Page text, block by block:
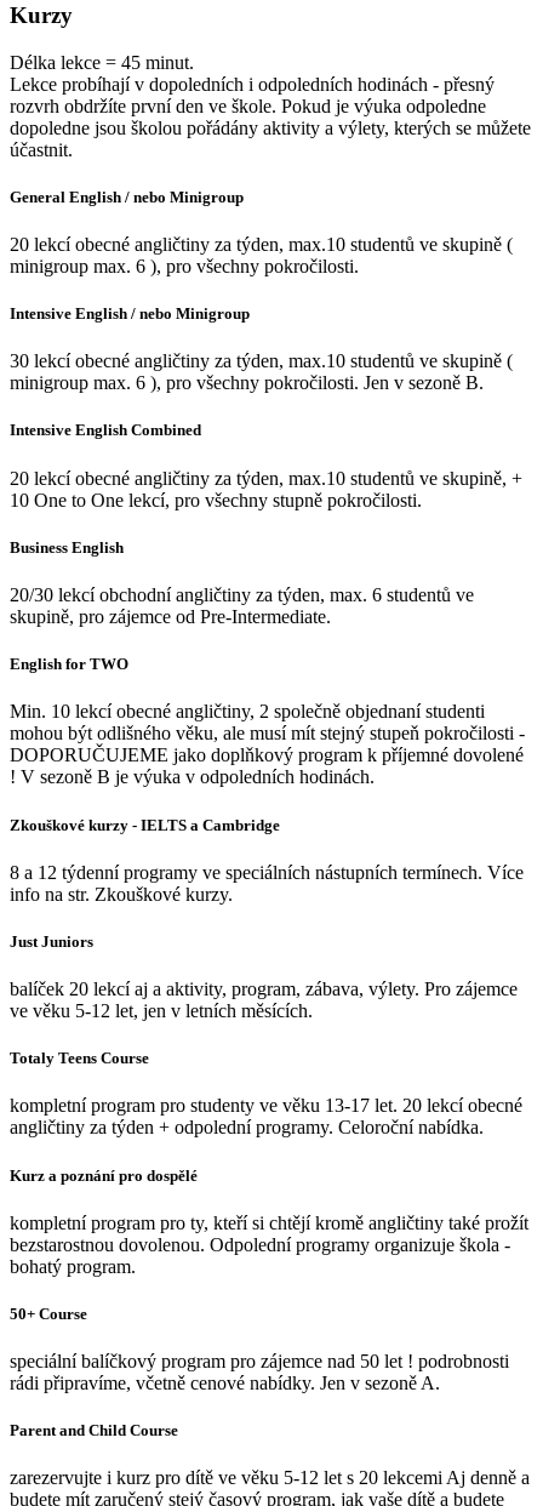
Kurzy
Délka lekce = 45 minut.
Lekce probíhají v dopoledních i odpoledních hodinách - přesný
rozvrh obdržíte první den ve škole. Pokud je výuka odpoledne
dopoledne jsou školou pořádány aktivity a výlety, kterých se můžete
účastnit.
General English / nebo Minigroup
20 lekcí obecné angličtiny za týden, max.10 studentů ve skupině (
minigroup max. 6 ), pro všechny pokročilosti.
Intensive English / nebo Minigroup
30 lekcí obecné angličtiny za týden, max.10 studentů ve skupině (
minigroup max. 6 ), pro všechny pokročilosti. Jen v sezoně B.
Intensive English Combined
20 lekcí obecné angličtiny za týden, max.10 studentů ve skupině, +
10 One to One lekcí, pro všechny stupně pokročilosti.
Business English
20/30 lekcí obchodní angličtiny za týden, max. 6 studentů ve
skupině, pro zájemce od Pre-Intermediate.
English for TWO
Min. 10 lekcí obecné angličtiny, 2 společně objednaní studenti
mohou být odlišného věku, ale musí mít stejný stupeň pokročilosti -
DOPORUČUJEME jako doplňkový program k příjemné dovolené
! V sezoně B je výuka v odpoledních hodinách.
Zkouškové kurzy - IELTS a Cambridge
8 a 12 týdenní programy ve speciálních nástupních termínech. Více
info na str. Zkouškové kurzy.
Just Juniors
balíček 20 lekcí aj a aktivity, program, zábava, výlety. Pro zájemce
ve věku 5-12 let, jen v letních měsících.
Totaly Teens Course
kompletní program pro studenty ve věku 13-17 let. 20 lekcí obecné
angličtiny za týden + odpolední programy. Celoroční nabídka.
Kurz a poznání pro dospělé
kompletní program pro ty, kteří si chtějí kromě angličtiny také prožít
bezstarostnou dovolenou. Odpolední programy organizuje škola -
bohatý program.
50+ Course
speciální balíčkový program pro zájemce nad 50 let ! podrobnosti
rádi připravíme, včetně cenové nabídky. Jen v sezoně A.
Parent and Child Course
zarezervujte i kurz pro dítě ve věku 5-12 let s 20 lekcemi Aj denně a
budete mít zaručený stejý časový program, jak vaše dítě a budete